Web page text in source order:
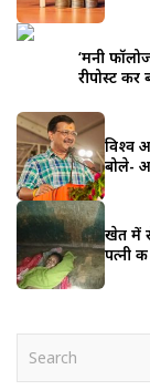
‘मनी
रीपोस्ट
विश्व
बोले-
खेत में
पत्नी